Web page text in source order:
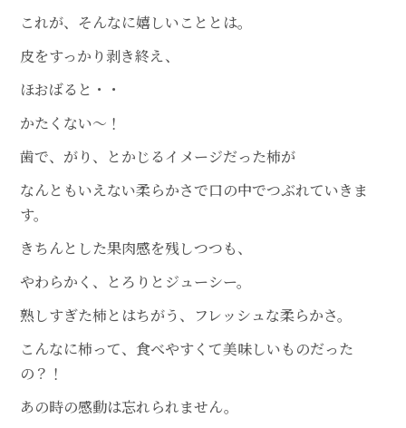
これが、そんなに嬉しいこととは。
皮をすっかり剥き終え、
ほおばると・・
かたくない～！
歯で、がり、とかじるイメージだった柿が
なんともいえない柔らかさで口の中でつぶれていきま
す。
きちんとした果肉感を残しつつも、
やわらかく、とろりとジューシー。
熟しすぎた柿とはちがう、フレッシュな柔らかさ。
こんなに柿って、食べやすくて美味しいものだった
の？！
あの時の感動は忘れられません。